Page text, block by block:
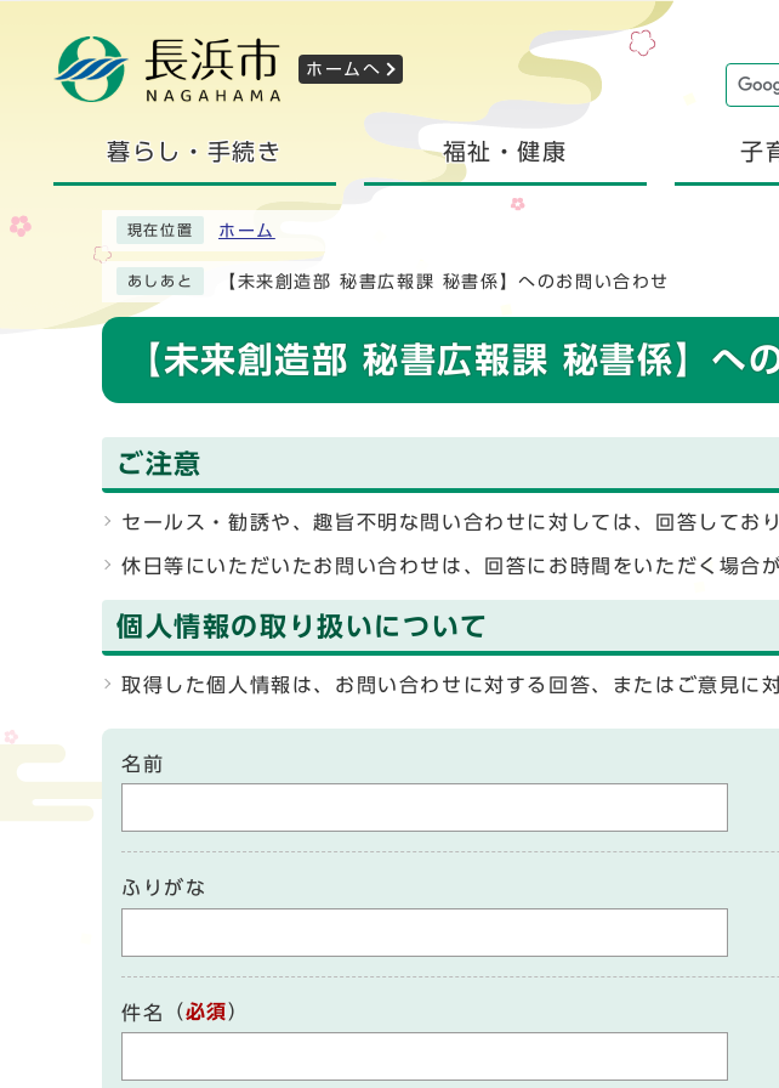
ホームへ
暮らし・手続き 福祉・健康 子
現在位置 ホーム
あしあと 【未来創造部 秘書広報課 秘書係】へのお問い合わせ
【未来創造部 秘書広報課 秘書係】へ
ご注意
セールス・勧誘や、趣旨不明な問い合わせに対しては、回答してお
休日等にいただいたお問い合わせは、回答にお時間をいただく場合
個人情報の取り扱いについて
取得した個人情報は、お問い合わせに対する回答、またはご意見に
名前
ふりがな
件名 （必須）